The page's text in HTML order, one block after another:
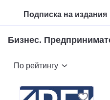
Подписка на издания
Бизнес.
По рейтингу